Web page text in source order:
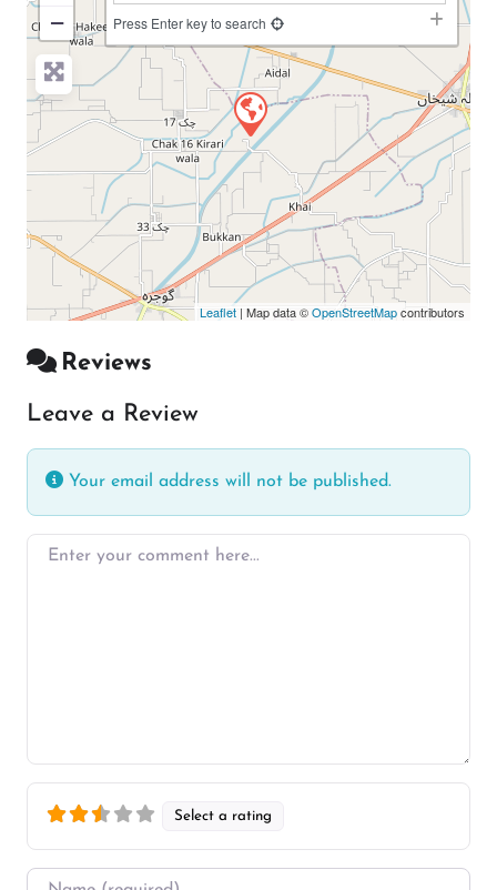
−
Press Enter key to search
Leaflet | Map data ©OpenStreetMapcontributors
Reviews
Leave a Review
Your email address will not be published.
Enter your comment here…
Select a rating
Name